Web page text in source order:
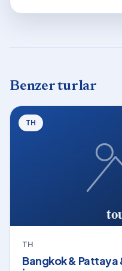
Benzer turlar
TH
TH
Bangkok & Pattaya